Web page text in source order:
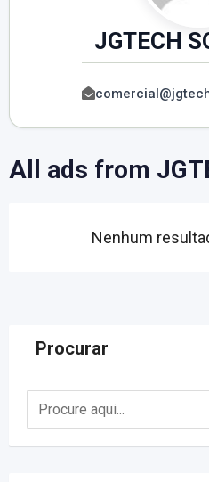
JGTECH
All ads from
Nenhum
Procurar